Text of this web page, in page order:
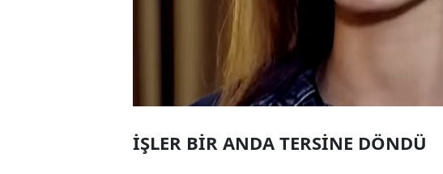
İŞLER BİR ANDA TERSİNE DÖNDÜ